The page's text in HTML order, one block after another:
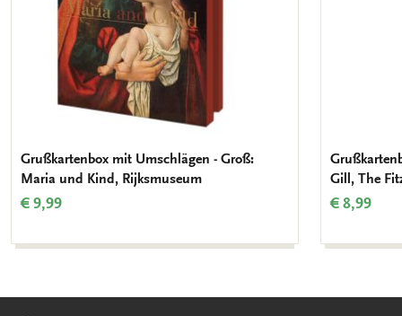
Grußkartenbox mit Umschlägen - Groß:
Maria und Kind, Rijksmuseum
€ 9,99
Gill, The
€ 8,99